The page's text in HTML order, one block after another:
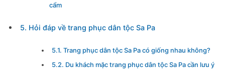
cẩm
5. Hỏi đáp về trang phục dân tộc Sa Pa
5.1. Trang phục dân tộc Sa Pa có giống nhau không?
5.2. Du khách mặc trang phục dân tộc Sa Pa cần lưu ý